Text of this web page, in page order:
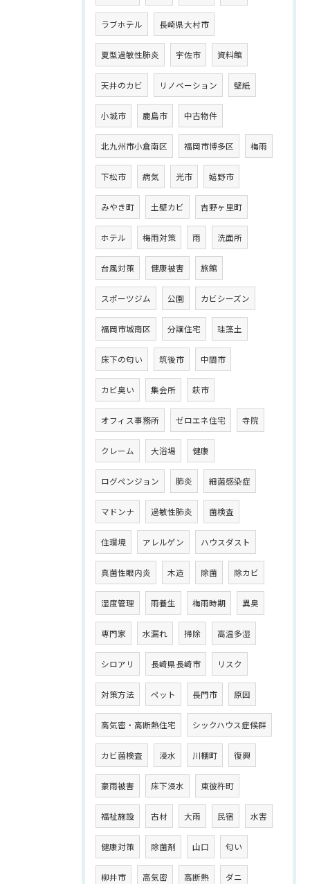
ラブホテル 長崎県大村市
夏型過敏性肺炎 宇佐市 資料館
天井のカビ リノベーション 壁紙
小城市 鹿島市 中古物件
北九州市小倉南区 福岡市博多区 梅雨
下松市 病気 光市 嬉野市
みやき町 土壁カビ 吉野ヶ里町
ホテル 梅雨対策 雨 洗面所
台風対策 健康被害 旅館
スポーツジム 公園 カビシーズン
福岡市城南区 分譲住宅 珪藻土
床下の匂い 筑後市 中間市
カビ臭い 集会所 萩市
オフィス事務所 ゼロエネ住宅 寺院
クレーム 大浴場 健康
ログペンジョン 肺炎 細菌感染症
マドンナ 過敏性肺炎 菌検査
住環境 アレルゲン ハウスダスト
真菌性眼内炎 木造 除菌 除カビ
湿度管理 雨養生 梅雨時期 異臭
専門家 水漏れ 掃除 高温多湿
シロアリ 長崎県長崎市 リスク
対策方法 ペット 長門市 原因
高気密・高断熱住宅 シックハウス症候群
カビ菌検査 浸水 川棚町 復興
豪雨被害 床下浸水 東彼杵町
福祉施設 古材 大雨 民宿 水害
健康対策 除菌剤 山口 匂い
柳井市 高気密 高断熱 ダニ